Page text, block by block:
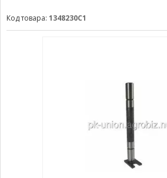
Код товара: 1348230C1